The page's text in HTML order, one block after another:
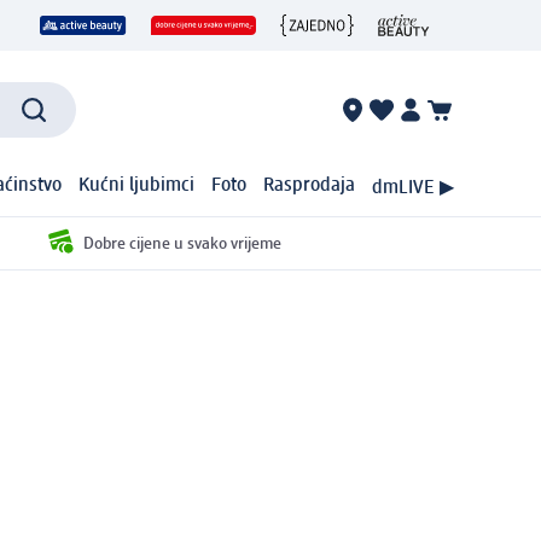
Kućni ljubimci Foto Rasprodaja dmLIVE ▶
Dobre cijene u svako vrijeme